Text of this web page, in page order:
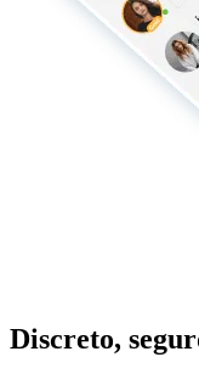
Discreto,